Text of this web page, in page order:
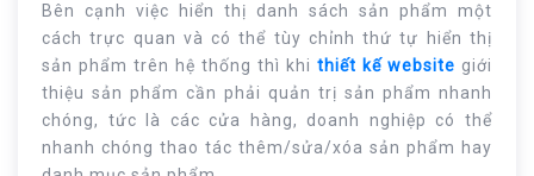
Bên cạnh việc hiển thị danh sách sản phẩm một
cách trực quan và có thể tùy chỉnh thứ tự hiển thị
sản phẩm trên hệ thống thì khi thiết kế website giới
thiệu sản phẩm cần phải quản trị sản phẩm nhanh
chóng, tức là các cửa hàng, doanh nghiệp có thể
nhanh chóng thao tác thêm/sửa/xóa sản phẩm hay